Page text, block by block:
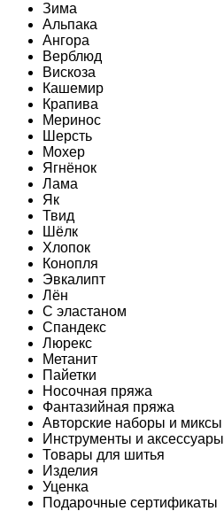
Зима
Альпака
Ангора
Верблюд
Вискоза
Кашемир
Крапива
Меринос
Шерсть
Мохер
Ягнёнок
Лама
Як
Твид
Шёлк
Хлопок
Конопля
Эвкалипт
Лён
C эластаном
Спандекс
Люрекс
Метанит
Пайетки
Носочная пряжа
Фантазийная пряжа
Авторские наборы и миксы
Инструменты и аксессуары
Товары для шитья
Изделия
Уценка
Подарочные сертификаты